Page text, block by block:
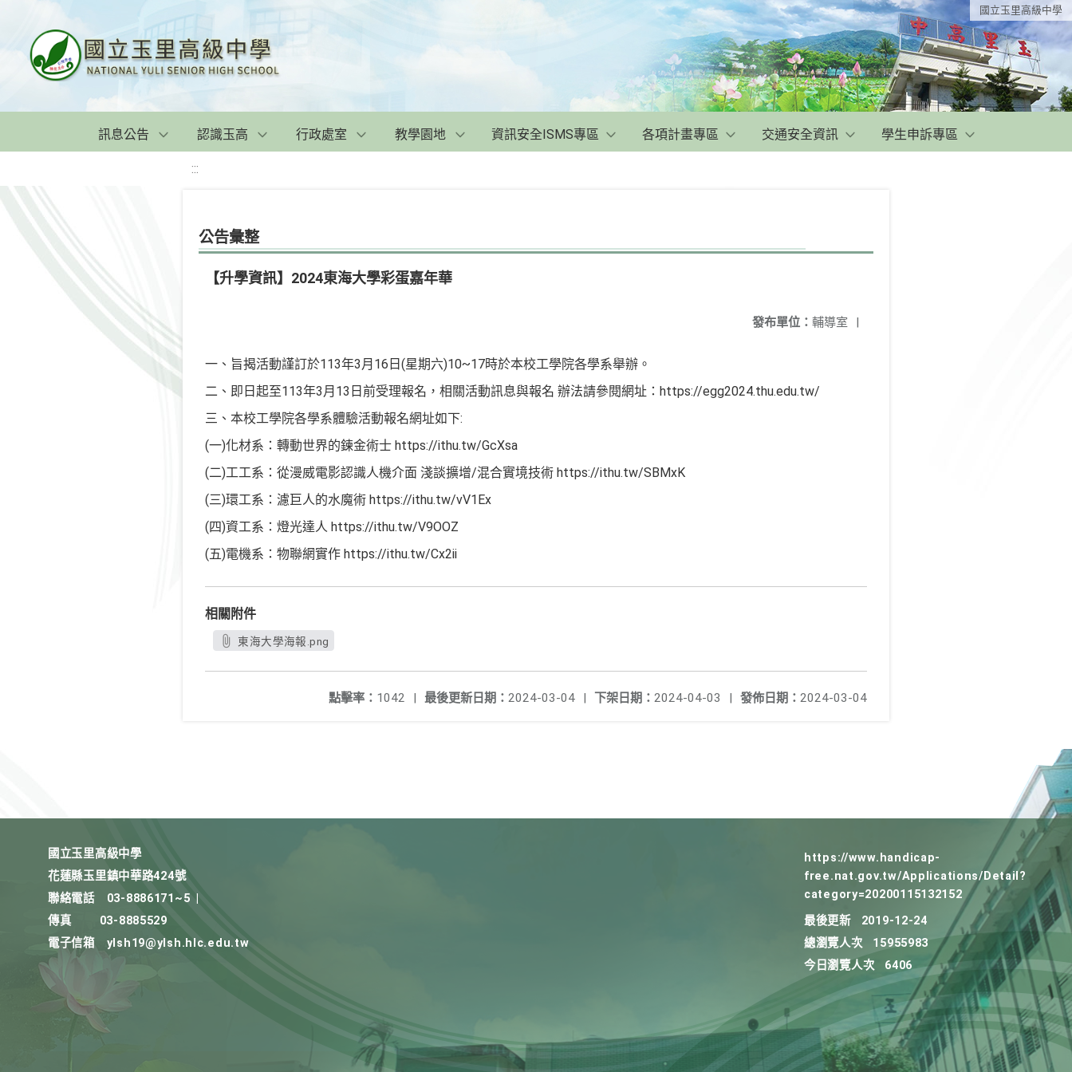
國立玉里高級中學
訊息公告 認識玉高 行政處室 教學園地 資訊安全ISMS專區 各項計畫專區 交通安全資訊 學生申訴專區
:::
公告彙整
【升學資訊】2024東海大學彩蛋嘉年華
發布單位： 輔導室 |
一、旨揭活動謹訂於113年3月16日(星期六)10~17時於本校工學院各學系舉辦。
二、即日起至113年3月13日前受理報名，相關活動訊息與報名 辦法請參閱網址：https://egg2024.thu.edu.tw/
三、本校工學院各學系體驗活動報名網址如下:
(一)化材系：轉動世界的鍊金術士 https://ithu.tw/GcXsa
(二)工工系：從漫威電影認識人機介面 淺談擴增/混合實境技術 https://ithu.tw/SBMxK
(三)環工系：濾巨人的水魔術 https://ithu.tw/vV1Ex
(四)資工系：燈光達人 https://ithu.tw/V9OOZ
(五)電機系：物聯網實作 https://ithu.tw/Cx2ii
相關附件
東海大學海報.png
發佈日期： 2024-03-04
下架日期： 2024-04-03 |
最後更新日期： 2024-03-04 |
點擊率： 1042 |
國立玉里高級中學
花蓮縣玉里鎮中華路424號
聯絡電話
03-8886171~5
傳真
03-8885529
電子信箱
ylsh19@ylsh.hlc.edu.tw
https://www.handicap-
free.nat.gov.tw/Applications/Detail?
category=20200115132152
最後更新
2019-12-24
總瀏覽人次
15955983
今日瀏覽人次
6406